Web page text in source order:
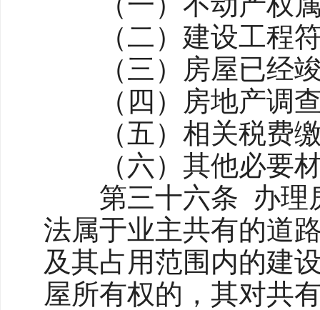
（二）建设工程符
（三）房屋已经竣
（四）房地产调查
（五）相关税费缴
（六）其他必要
第三十六条 办理房
法属于业主共有的道
及其占用范围内的建
屋所有权的，其对共